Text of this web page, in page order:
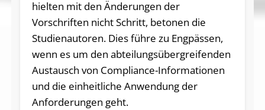
hielten mit den Änderungen der
Vorschriften nicht Schritt, betonen die
Studienautoren. Dies führe zu Engpässen,
wenn es um den abteilungsübergreifenden
Austausch von Compliance-Informationen
und die einheitliche Anwendung der
Anforderungen geht.